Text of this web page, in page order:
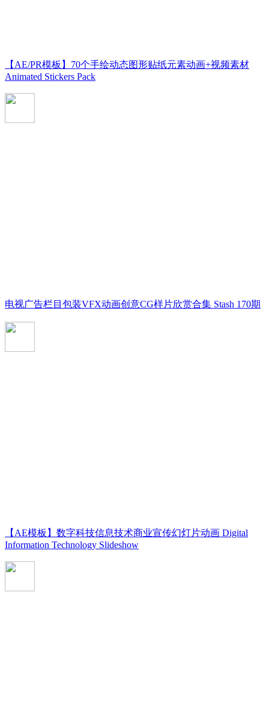
【AE/PR模板】70个手绘动态图形贴纸元素动画+视频素材
Animated Stickers Pack
电视广告栏目包装VFX动画创意CG样片欣赏合集 Stash 170期
【AE模板】数字科技信息技术商业宣传幻灯片动画 Digital
Information Technology Slideshow